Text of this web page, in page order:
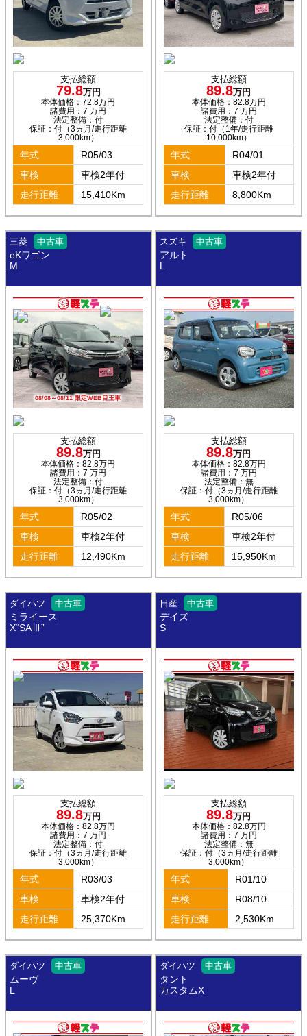
支払総額
79.8万円
本体価格：72.8万円
諸費用：7 万円
法定整備：付
保証：付（3ヵ月/走行距離
3,000km）
年式
R05/03
車検
車検2年付
走行距離
15,410Km
支払総額
89.8万円
本体価格：82.8万円
諸費用：7 万円
法定整備：付
保証：付（1年/走行距離
10,000km）
年式
R04/01
車検
車検2年付
走行距離
8,800Km
三菱 中古車
eKワゴン
M
08/08～08/11 限定WEB目玉車
支払総額
89.8万円
本体価格：82.8万円
諸費用：7 万円
法定整備：付
保証：付（3ヵ月/走行距離
3,000km）
年式
R05/02
車検
車検2年付
走行距離
12,490Km
スズキ 中古車
アルト
L
支払総額
89.8万円
本体価格：82.8万円
諸費用：7 万円
法定整備：無
保証：付（3ヵ月/走行距離
3,000km）
年式
R05/06
車検
車検2年付
走行距離
15,950Km
ダイハツ 中古車
ミライース
X“SAⅢ”
支払総額
89.8万円
本体価格：82.8万円
諸費用：7 万円
法定整備：付
保証：付（3ヵ月/走行距離
3,000km）
年式
R03/03
車検
車検2年付
走行距離
25,370Km
日産 中古車
デイズ
S
支払総額
89.8万円
本体価格：82.8万円
諸費用：7 万円
法定整備：無
保証：付（3ヵ月/走行距離
3,000km）
年式
R01/10
車検
R08/10
走行距離
2,530Km
ダイハツ 中古車
ムーヴ
L
ダイハツ 中古車
タント
カスタムX